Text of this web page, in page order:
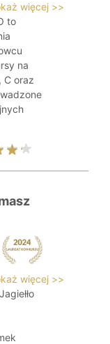
więcej >>
to
na
C oraz
więcej >>